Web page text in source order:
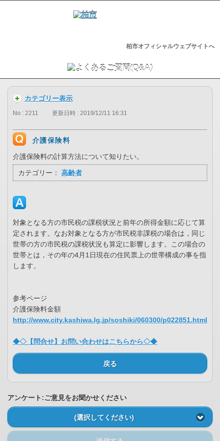
柏市オフィシャルウェブサイトへ
カテゴリー表示
No : 2211 更新日時 : 2019/12/11 16:31
介護保険料
介護保険料の計算方法について知りたい。
カテゴリー： 高齢者
対象となる方の市民税の課税状況と前年の所得金額に応じて算
定されます。なお対象となる方が市民税非課税の場合は，同じ
世帯の方の市民税の課税状況も算定に影響します。この場合の
世帯とは，その年の4月1日現在の住民票上の世帯構成の事を指
します。
参考ページ
介護保険料金額
http://www.city.kashiwa.lg.jp/soshiki/060300/p022851.html
◆◇【問合せ】お問い合わせはこちらから◇◆
戻る
アンケート:ご意見をお聞かせください
(選択してください)